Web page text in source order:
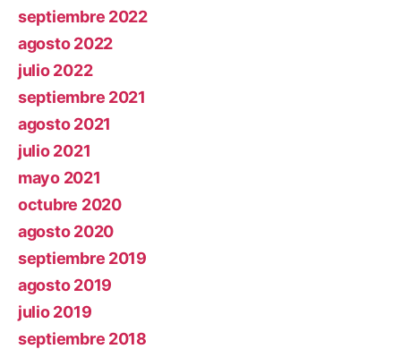
septiembre 2022
agosto 2022
julio 2022
septiembre 2021
agosto 2021
julio 2021
mayo 2021
octubre 2020
agosto 2020
septiembre 2019
agosto 2019
julio 2019
septiembre 2018